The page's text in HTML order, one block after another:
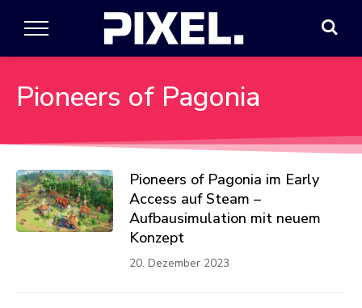
Pioneers of Pagonia
Pioneers of Pagonia im Early
Access auf Steam –
Aufbausimulation mit neuem
Konzept
20. Dezember 2023